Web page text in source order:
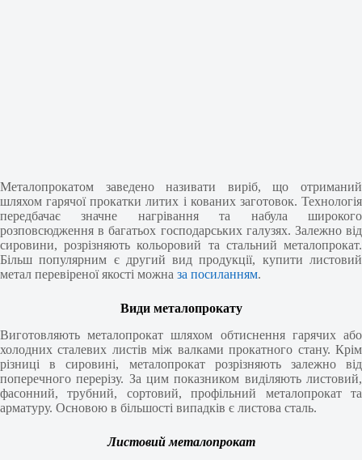
Металопрокатом заведено називати виріб, що отриманий
шляхом гарячої прокатки литих і кованих заготовок. Технологія
передбачає значне нагрівання та набула широкого
розповсюдження в багатьох господарських галузях. Залежно від
сировини, розрізняють кольоровий та стальний металопрокат.
Більш популярним є другий вид продукції, купити листовий
метал перевіреної якості можна за посиланням.
Види металопрокату
Виготовляють металопрокат шляхом обтиснення гарячих або
холодних сталевих листів між валками прокатного стану. Крім
різниці в сировині, металопрокат розрізняють залежно від
поперечного перерізу. За цим показником виділяють листовий,
фасонний, трубний, сортовий, профільний металопрокат та
арматуру. Основою в більшості випадків є листова сталь.
Листовий металопрокат